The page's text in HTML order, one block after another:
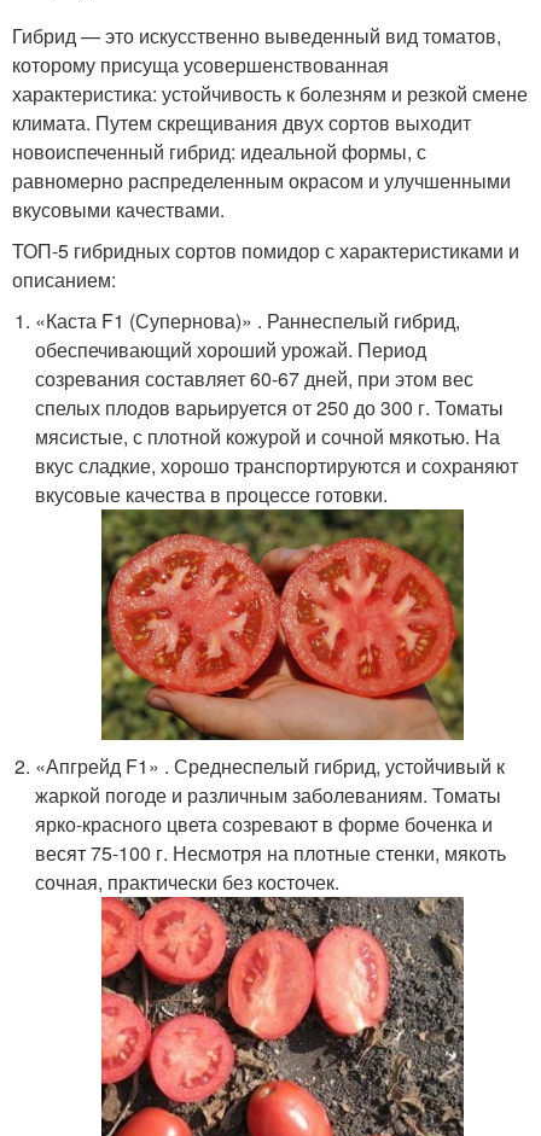
Гибрид — это искусственно выведенный вид томатов,
которому присуща усовершенствованная
характеристика: устойчивость к болезням и резкой смене
климата. Путем скрещивания двух сортов выходит
новоиспеченный гибрид: идеальной формы, с
равномерно распределенным окрасом и улучшенными
вкусовыми качествами.
ТОП-5 гибридных сортов помидор с характеристиками и
описанием:
«Каста F1 (Супернова)» . Раннеспелый гибрид,
обеспечивающий хороший урожай. Период
созревания составляет 60-67 дней, при этом вес
спелых плодов варьируется от 250 до 300 г. Томаты
мясистые, с плотной кожурой и сочной мякотью. На
вкус сладкие, хорошо транспортируются и сохраняют
вкусовые качества в процессе готовки.
«Апгрейд F1» . Среднеспелый гибрид, устойчивый к
жаркой погоде и различным заболеваниям. Томаты
ярко-красного цвета созревают в форме боченка и
весят 75-100 г. Несмотря на плотные стенки, мякоть
сочная, практически без косточек.